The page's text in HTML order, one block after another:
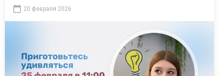
20 февраля 2026